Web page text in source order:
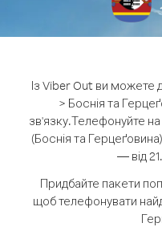
Із Viber Out ви можете
> Боснія та
зв'язку.Телефонуйте
(Боснія та
— від
Придбайте пакети
щоб телефонувати